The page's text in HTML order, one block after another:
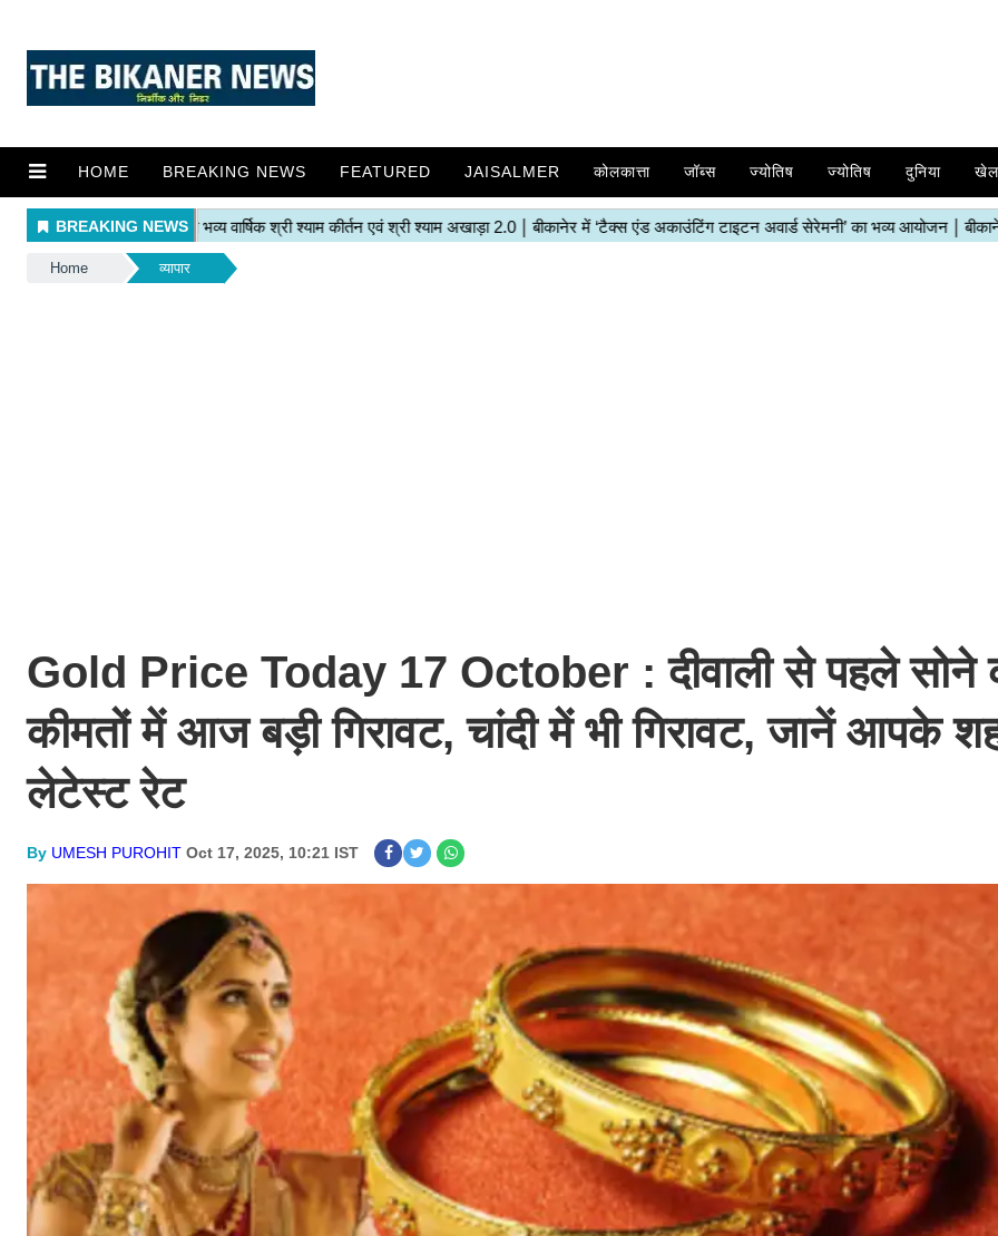
HOME BREAKING NEWS FEATURED JAISALMER कोलकात्ता जॉब्स ज्योतिष ज्योतिष दुनिया खेल
Home व्यापार
Gold Price Today 17 October : दीवाली से पहले सोने
कीमतों में आज बड़ी गिरावट, चांदी में भी गिरावट, जानें आपके
लेटेस्ट रेट
By UMESH PUROHIT Oct 17, 2025, 10:21 IST